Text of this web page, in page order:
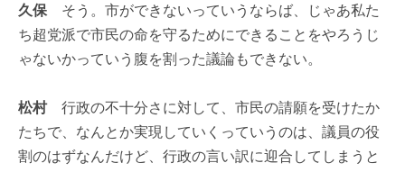
久保 そう。市ができないっていうならば、じゃあ私た
ち超党派で市民の命を守るためにできることをやろうじ
ゃないかっていう腹を割った議論もできない。
松村行政の不十分さに対して、市民の請願を受けたか
たちで、なんとか実現していくっていうのは、議員の役
割のはずなんだけど、行政の言い訳に迎合してしまうと